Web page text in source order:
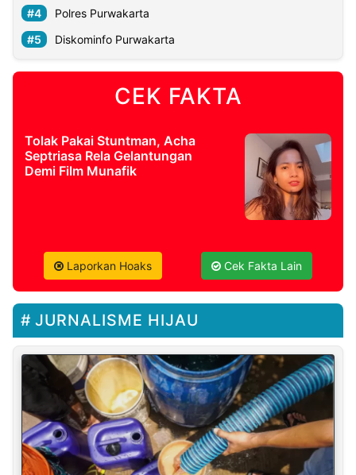
Polres Purwakarta
Diskominfo Purwakarta
CEK FAKTA
Tolak Pakai Stuntman, Acha
Septriasa Rela Gelantungan
Demi Film Munafik
Laporkan Hoaks Cek Fakta Lain
JURNALISME HIJAU